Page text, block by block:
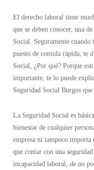
El derecho laboral tiene
que se deben conocer, una
Social. Seguramente cuando
puesto de comida rápida, te
Social, ¿Por qué? Porque
importante, te lo puede
Seguridad Social Burgos que
La Seguridad Social es
bienestar de cualquier
empresa ni tampoco importa
que contar con una
incapacidad laboral, de no